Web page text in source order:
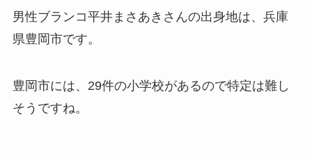
男性ブランコ平井まさあきさんの出身地は、兵庫
県豊岡市です。
豊岡市には、29件の小学校があるので特定は難し
そうですね。